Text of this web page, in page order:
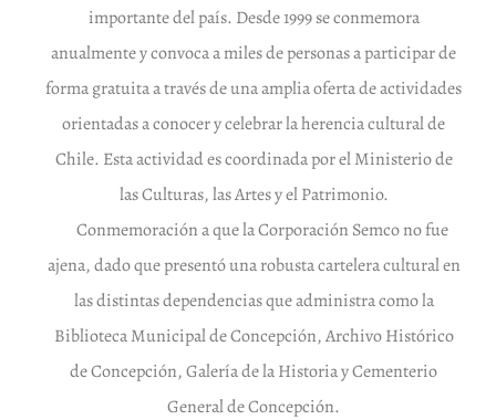
importante del país. Desde 1999 se conmemora
anualmente y convoca a miles de personas a participar de
forma gratuita a través de una amplia oferta de actividades
orientadas a conocer y celebrar la herencia cultural de
Chile. Esta actividad es coordinada por el Ministerio de
las Culturas, las Artes y el Patrimonio.
Conmemoración a que la Corporación Semco no fue
ajena, dado que presentó una robusta cartelera cultural en
las distintas dependencias que administra como la
Biblioteca Municipal de Concepción, Archivo Histórico
de Concepción, Galería de la Historia y Cementerio
General de Concepción.